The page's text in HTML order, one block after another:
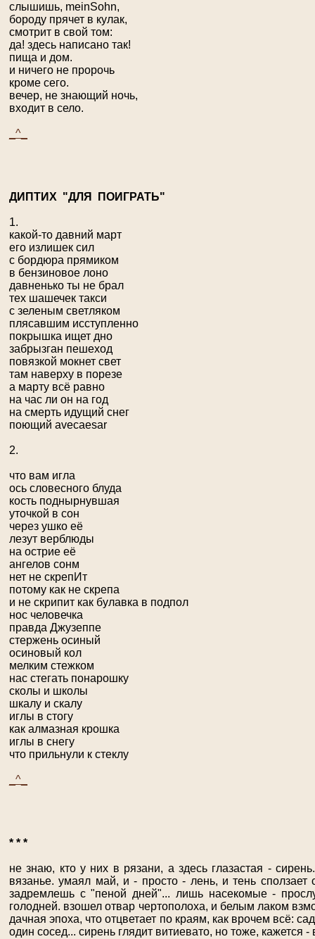
слышишь, meinSohn,
бороду прячет в кулак,
смотрит в свой том:
да! здесь написано так!
пища и дом.
и ничего не пророчь
кроме сего.
вечер, не знающий ночь,
входит в село.
_^_
ДИПТИХ "ДЛЯ ПОИГРАТЬ"
1.
какой-то давний март
его излишек сил
с бордюра прямиком
в бензиновое лоно
давненько ты не брал
тех шашечек такси
с зеленым светляком
плясавшим исступленно
покрышка ищет дно
забрызган пешеход
повязкой мокнет свет
там наверху в порезе
а марту всё равно
на час ли он на год
на смерть идущий снег
поющий аveсaesar
2.
что вам игла
ось словесного блуда
кость поднырнувшая
уточкой в сон
через ушко её
лезут верблюды
на острие её
ангелов сонм
нет не скрепИт
потому как не скрепа
и не скрипит как булавка в подпол
нос человечка
правда Джузеппе
стержень осиный
осиновый кол
мелким стежком
нас стегать понарошку
сколы и школы
шкалу и скалу
иглы в стогу
как алмазная крошка
иглы в снегу
что прильнули к стеклу
_^_
* * *
не знаю, кто у них в рязани, а здесь глазастая -
вязанье. умаял май, и - просто - лень, и тень сползает
задремлешь с "пеной дней"... лишь насекомые -
голодней. взошел отвар чертополоха, и белым лаком
дачная эпоха, что отцветает по краям, как врочем всё:
один сосед... сирень глядит витиевато, но тоже, кажется -